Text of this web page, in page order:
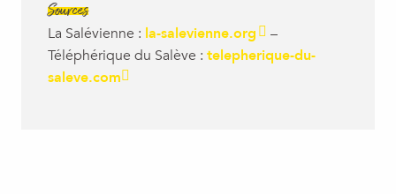
Sources
La Salévienne : la-salevienne.org
–
Téléphérique du Salève : telepherique-du-
saleve.com